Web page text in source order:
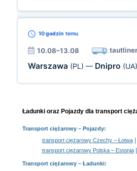
10 godzin temu
10.08–13.08 tautliner
Warszawa (PL) — Dnipro (UA)
Ładunki oraz Pojazdy dla transport
Transport ciężarowy– Pojazdy:
transport ciężarowy Czechy – Łotwa|
transport ciężarowy Polska – Estonia|
Transport ciężarowy – Ładunki: